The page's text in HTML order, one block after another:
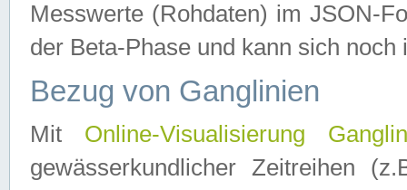
Messwerte (Rohdaten) im JSON-
der Beta-Phase und kann sich noch
Bezug von Ganglinien
Mit Online-Visualisierung
gewässerkundlicher Zeitreihen